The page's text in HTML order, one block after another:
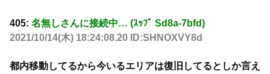
405: 名無しさんに接続中… (ｽｯﾌﾟ Sd8a-7bfd)
2021/10/14(木) 18:24:08.20 ID:SHNOXVY8d
都内移動してるから今いるエリアは復旧してるとしか言え